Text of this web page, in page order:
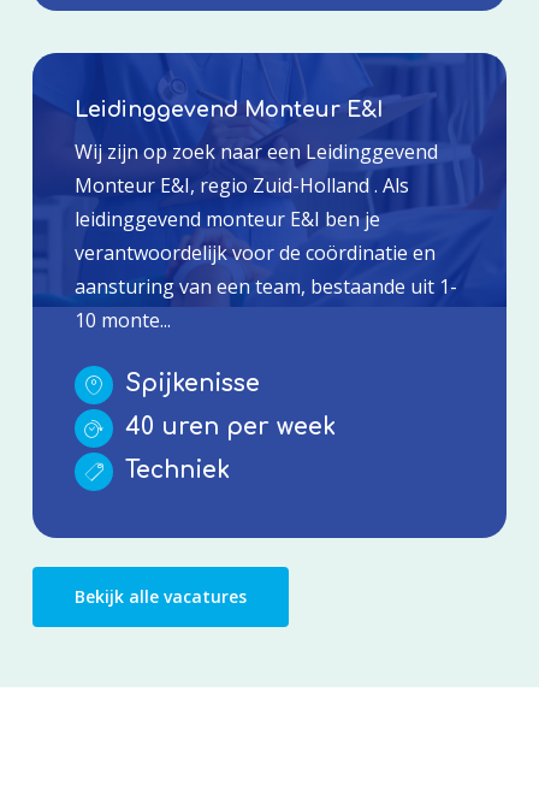
Leidinggevend Monteur E&I
Wij zijn op zoek naar een Leidinggevend
Monteur E&I, regio Zuid-Holland . Als
leidinggevend monteur E&I ben je
verantwoordelijk voor de coördinatie en
aansturing van een team, bestaande uit 1-
10 monte...
Spijkenisse
40 uren per week
Techniek
Bekijk alle vacatures